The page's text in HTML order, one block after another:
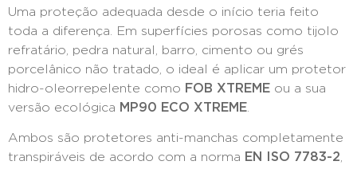
Uma proteção adequada desde o início teria feito
toda a diferença. Em superfícies porosas como tijolo
refratário, pedra natural, barro, cimento ou grés
porcelânico não tratado, o ideal é aplicar um protetor
hidro-oleorrepelente como FOB XTREME ou a sua
versão ecológica MP90 ECO XTREME
Ambos são protetores anti-manchas completamente
transpiráveis de acordo com a norma EN ISO 7783-2,